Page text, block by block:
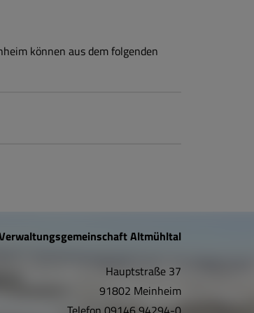
können aus dem folgenden
Altmühltal
Hauptstraße 37
91802 Meinheim